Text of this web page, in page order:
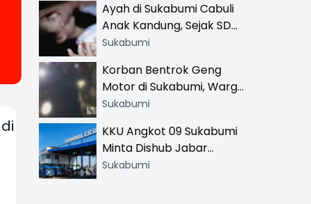
Khusus
Ayah di Sukabumi Cabuli
Anak Kandung, Sejak SD
Hingga SMA
Sukabumi
Korban Bentrok Geng
Motor di Sukabumi, Warga
dan Sopir Tangki
Sukabumi
KKU Angkot 09 Sukabumi
Minta Dishub Jabar
Tertibkan Trayek Ciawi-
Sukabumi